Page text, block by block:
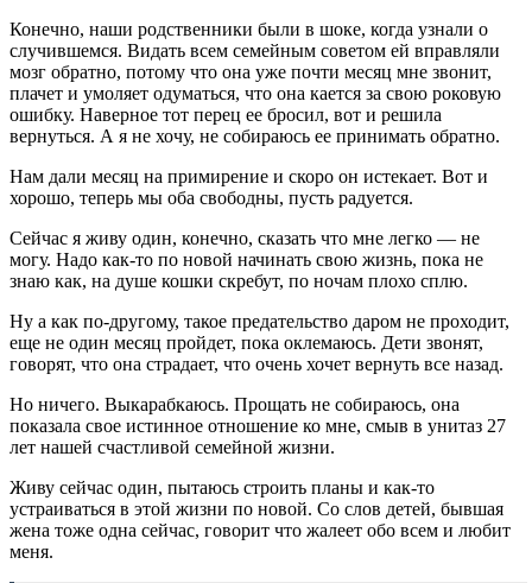
Конечно, наши родственники были в шоке, когда узнали о
случившемся. Видать всем семейным советом ей вправляли
мозг обратно, потому что она уже почти месяц мне звонит,
плачет и умоляет одуматься, что она кается за свою роковую
ошибку. Наверное тот перец ее бросил, вот и решила
вернуться. А я не хочу, не собираюсь ее принимать обратно.
Нам дали месяц на примирение и скоро он истекает. Вот и
хорошо, теперь мы оба свободны, пусть радуется.
Сейчас я живу один, конечно, сказать что мне легко — не
могу. Надо как-то по новой начинать свою жизнь, пока не
знаю как, на душе кошки скребут, по ночам плохо сплю.
Ну а как по-другому, такое предательство даром не проходит,
еще не один месяц пройдет, пока оклемаюсь. Дети звонят,
говорят, что она страдает, что очень хочет вернуть все назад.
Но ничего. Выкарабкаюсь. Прощать не собираюсь, она
показала свое истинное отношение ко мне, смыв в унитаз 27
лет нашей счастливой семейной жизни.
Живу сейчас один, пытаюсь строить планы и как-то
устраиваться в этой жизни по новой. Со слов детей, бывшая
жена тоже одна сейчас, говорит что жалеет обо всем и любит
меня.